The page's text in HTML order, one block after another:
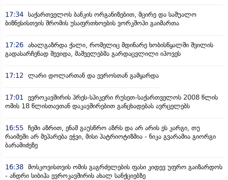
17:34 საქართველოს ბანკის ორგანიზებით, მცირე და საშუალო
ბიზნესისთვის შრომის უსაფრთხოების ვორკშოპი გაიმართა
17:26 ახალგაზრდა ქალი, რომელიც მდინარე ხობისწყალში შვილის
გადასარჩენად შევიდა, მაშველებმა გარდაცვლილი იპოვეს
17:12 ლარი დოლართან და ევროსთან გამყარდა
17:01
ევროკავშირის პრეს-სპიკერი რუსეთ-საქართველოს 2008 წლის
ომის 18 წლისთავთან დაკავშირებით განცხადებას ავრცელებს
16:55 ჩემი აზრით, ენამ გაუსწრო აზრს და არ არის ეს კარგი, თუ
რაიმეში არ მეპარება ეჭვი, მისი პატრიოტიზმია - ნიკა გვარამია გიორგი
ბარამიძეზე
16:38 მოსკოვისთვის ომის გაგრძელების ფასი კიდევ უფრო გაიზარდოს
- ანდრი სიბიჰა ევროკავშირის ახალ სანქციებზე